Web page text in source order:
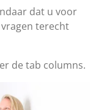
dat u voor
terecht
de tab columns.